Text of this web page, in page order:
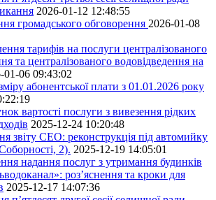
2026-01-12 12:48:55
громадського обговорення 2026-01-08
тарифів на послуги централізованого
та централізованого водовідведення на
01-06 09:43:02
абонентської плати з 01.01.2026 року
вартості послуги з вивезення рідких
2025-12-24 10:20:48
звіту СЕО: реконструкція під автомийку
2). 2025-12-19 14:05:01
надання послуг з утримання будинків
роз’яснення та кроки для
2025-12-17 14:07:36